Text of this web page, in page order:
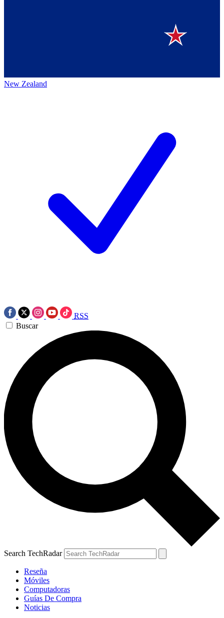
New Zealand
RSS
Buscar
Search TechRadar
Reseña
Móviles
Computadoras
Guías De Compra
Noticias